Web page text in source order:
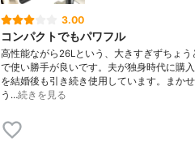
3.00
コンパクトでもパワフル
高性能ながら26Lという、大きすぎずちょう
で使い勝手が良いです。夫が独身時代に購
を結婚後も引き続き使用しています。まか
う…続きを見る